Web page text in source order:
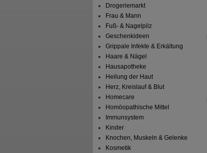
Drogeriemarkt
Frau & Mann
Fuß- & Nagelpilz
Geschenkideen
Grippale Infekte & Erkältung
Haare & Nägel
Hausapotheke
Heilung der Haut
Herz, Kreislauf & Blut
Homecare
Homöopathische Mittel
Immunsystem
Kinder
Knochen, Muskeln & Gelenke
Kosmetik